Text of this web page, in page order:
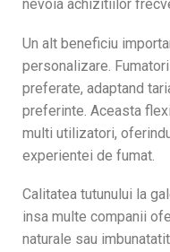
nevoia achizitiilor
Un alt beneficiu
personalizare.
preferate, adaptand
preferinte. Aceasta
multi utilizatori,
experientei de fumat.
Calitatea tutunului la
insa multe companii
naturale sau